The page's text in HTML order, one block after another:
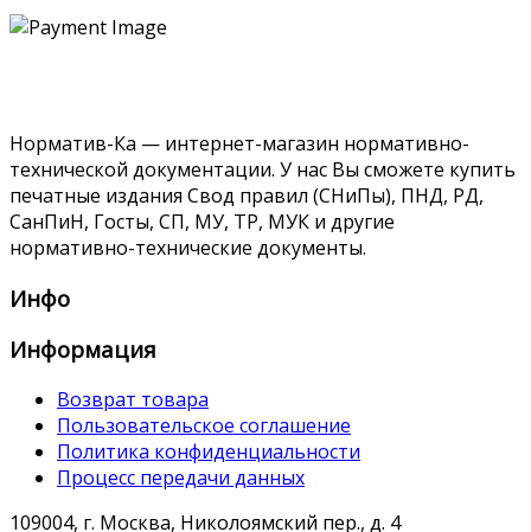
Норматив-Ка — интернет-магазин нормативно-
технической документации. У нас Вы сможете купить
печатные издания Свод правил (СНиПы), ПНД, РД,
СанПиН, Госты, СП, МУ, ТР, МУК и другие
нормативно-технические документы.
Инфо
Информация
Возврат товара
Пользовательское соглашение
Политика конфиденциальности
Процесс передачи данных
109004, г. Москва, Николоямский пер., д. 4